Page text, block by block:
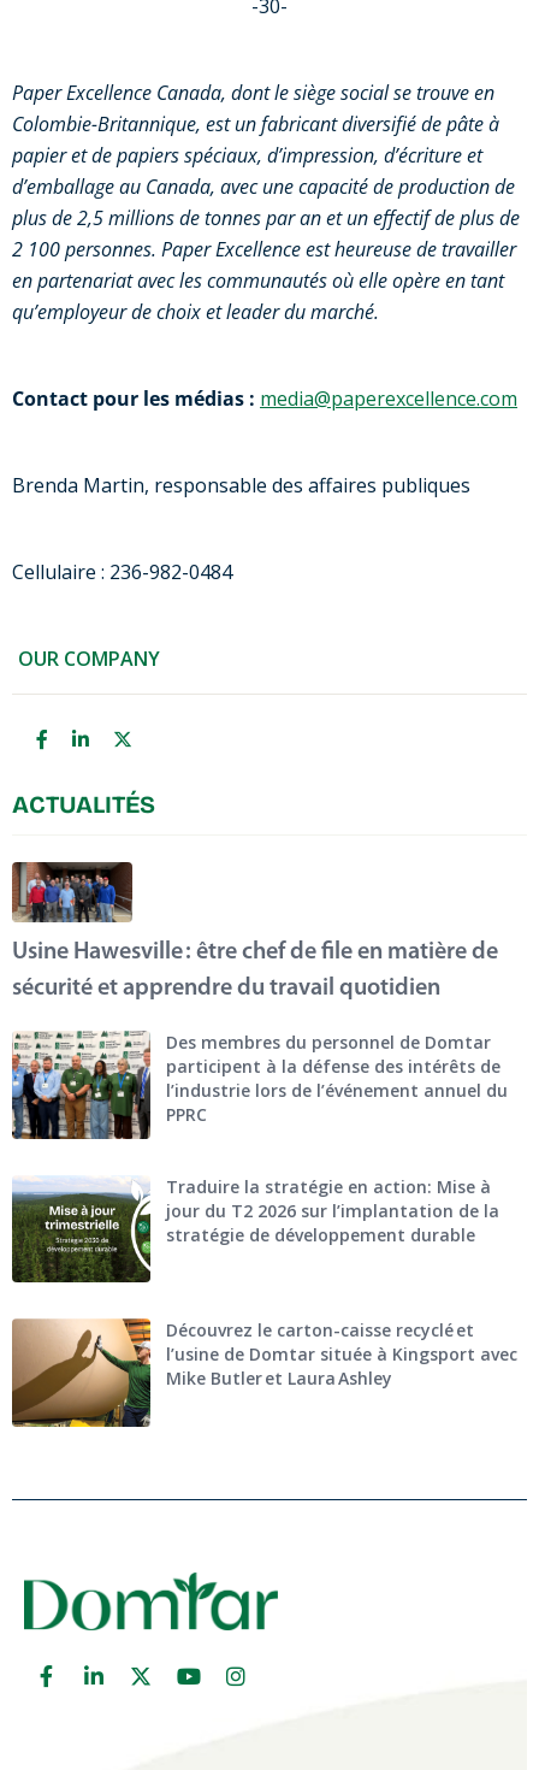
-30-
Paper Excellence Canada, dont le siège social se trouve en
Colombie-Britannique, est un fabricant diversifié de pâte à
papier et de papiers spéciaux, d’impression, d’écriture et
d’emballage au Canada, avec une capacité de production de
plus de 2,5 millions de tonnes par an et un effectif de plus de
2 100 personnes. Paper Excellence est heureuse de travailler
en partenariat avec les communautés où elle opère en tant
qu’employeur de choix et leader du marché.
Contact pour les médias : media@paperexcellence.com
Brenda Martin, responsable des affaires publiques
Cellulaire : 236-982-0484
OUR COMPANY
ACTUALITÉS
Usine Hawesville : être chef de file en matière de
sécurité et apprendre du travail quotidien
Des membres du personnel de Domtar
participent à la défense des intérêts de
l’industrie lors de l’événement annuel du
PPRC
Traduire la stratégie en action: Mise à
jour du T2 2026 sur l’implantation de la
stratégie de développement durable
Découvrez le carton-caisse recyclé et
l’usine de Domtar située à Kingsport avec
Mike Butler et Laura Ashley